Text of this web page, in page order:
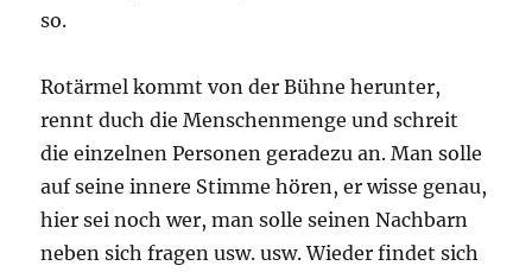
so.
Rotärmel kommt von der Bühne herunter,
rennt duch die Menschenmenge und schreit
die einzelnen Personen geradezu an. Man solle
auf seine innere Stimme hören, er wisse genau,
hier sei noch wer, man solle seinen Nachbarn
neben sich fragen usw. usw. Wieder findet sich